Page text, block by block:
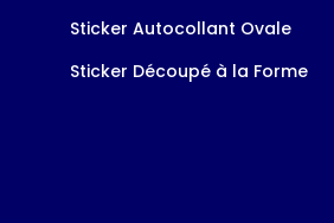
Sticker Autocollant Ovale
Sticker Découpé à la Forme